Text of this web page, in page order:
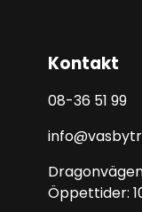
Kontakt
08-36 51 99
Öppettider: